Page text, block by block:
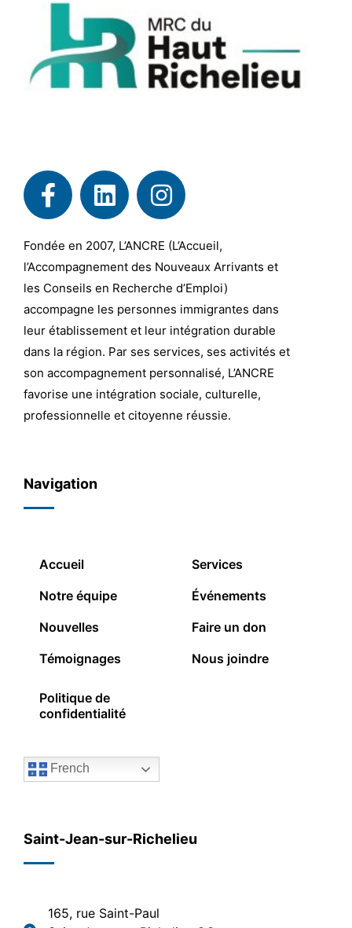
Fondée en 2007, L’ANCRE (L’Accueil,
l’Accompagnement des Nouveaux Arrivants et
les Conseils en Recherche d’Emploi)
accompagne les personnes immigrantes dans
leur établissement et leur intégration durable
dans la région. Par ses services, ses activités et
son accompagnement personnalisé, L’ANCRE
favorise une intégration sociale, culturelle,
professionnelle et citoyenne réussie.
Navigation
Accueil
Notre équipe
Nouvelles
Témoignages
Services
Événements
Faire un don
Nous joindre
Politique de
confidentialité
French
Saint-Jean-sur-Richelieu
165, rue Saint-Paul